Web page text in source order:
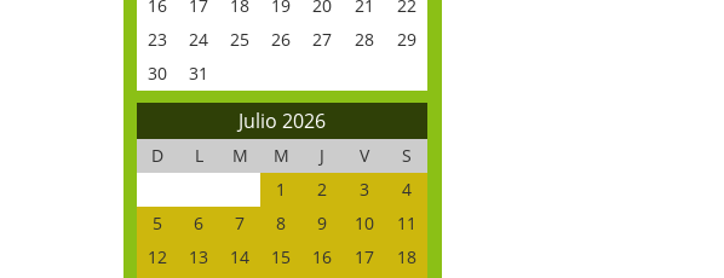
16
17 18 19 20 21
22
23
24 25 26 27 28
29
30
31
Julio 2026
D L M M J V
S
1
2 3
4
5
6 7 8 9 10
11
12
13 14 15 16 17
18